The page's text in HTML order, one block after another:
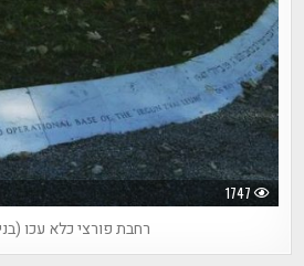
1747
רחבת פורצי כלא עכו